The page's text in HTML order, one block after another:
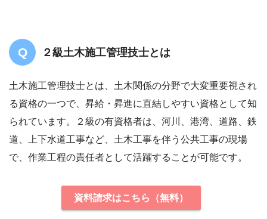
２級土木施工管理技士とは
土木施工管理技士とは、土木関係の分野で大変重要視され
る資格の一つで、昇給・昇進に直結しやすい資格として知
られています。２級の有資格者は、河川、港湾、道路、鉄
道、上下水道工事など、土木工事を伴う公共工事の現場
で、作業工程の責任者として活躍することが可能です。
資料請求はこちら（無料）